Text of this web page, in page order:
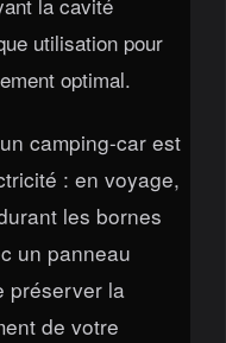
utilisation pour
optimal.
camping-car est
: en voyage,
les bornes
un panneau
préserver la
de votre